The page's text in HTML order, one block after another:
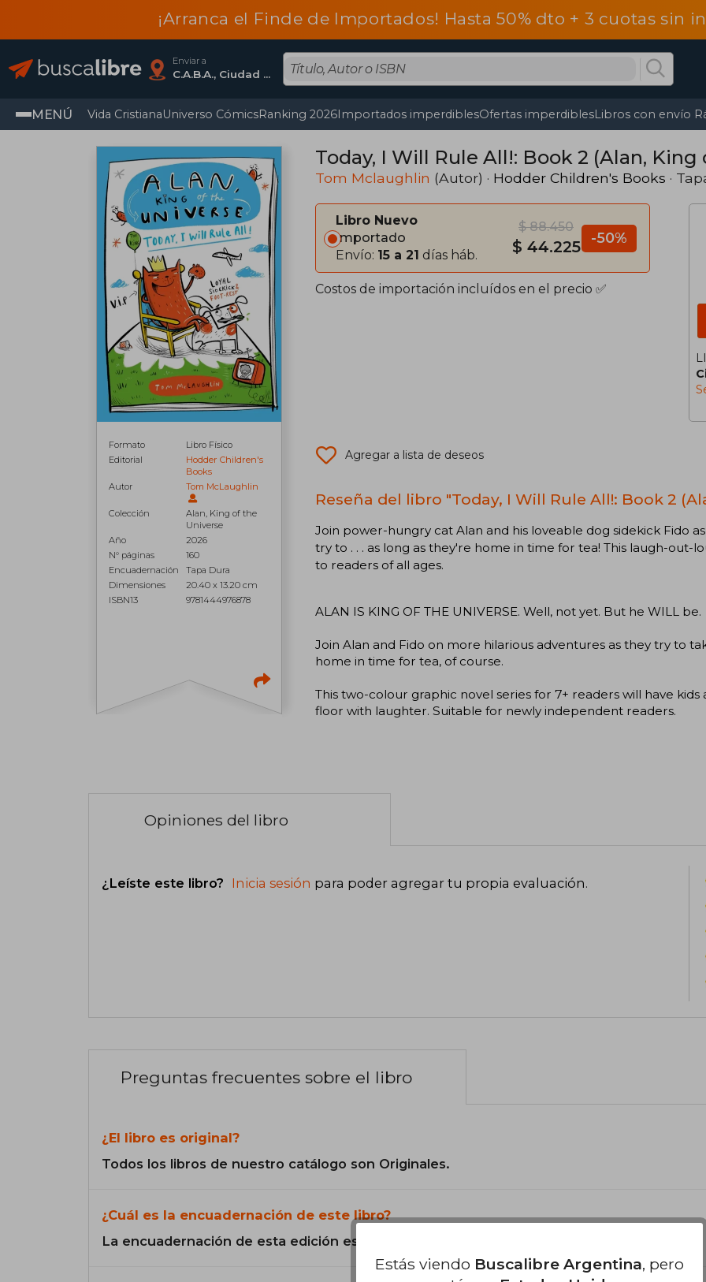
¡Arranca el Finde de Importados! Hasta 50% dto + 3 cuotas sin
Enviar a
C.A.B.A., Ciudad Autónoma De Buenos Aires
MENÚ Vida CristianaUniverso CómicsRanking 2026Importados imperdiblesOfertas imperdiblesLibros con envío
Formato
Libro Físico
Editorial
Hodder Children's
Books
Autor
Tom McLaughlin
Colección
Alan, King of the
Universe
Año
2026
N° páginas
160
Encuadernación
Tapa Dura
Dimensiones
20.40 x 13.20 cm
ISBN13
9781444976878
Today, I Will Rule All!: Book 2 (Alan,
Tom Mclaughlin (Autor) · Hodder Children's Books ·
Libro Nuevo
Importado
Envío: 15 a 21 días háb.
$ 88.450
$ 44.225 -50%
Costos de importación incluídos en el precio ✅
Agregar a lista de deseos
Reseña del libro "Today, I Will Rule All!: Book 2
Join power-hungry cat Alan and his loveable dog sidekick Fido
try to . . . as long as they're home in time for tea! This laugh-
to readers of all ages.
ALAN IS KING OF THE UNIVERSE. Well, not yet. But he WILL be.
Join Alan and Fido on more hilarious adventures as they try to
home in time for tea, of course.
This two-colour graphic novel series for 7+ readers will have
floor with laughter. Suitable for newly independent readers.
Opiniones del libro
¿Leíste este libro? Inicia sesión para poder agregar tu propia evaluación.
Preguntas frecuentes sobre el libro
¿El libro es original?
Todos los libros de nuestro catálogo son Originales.
¿Cuál es la encuadernación de este libro?
La encuadernación de esta edición es Tapa Dura.
Estás viendo Buscalibre Argentina, pero